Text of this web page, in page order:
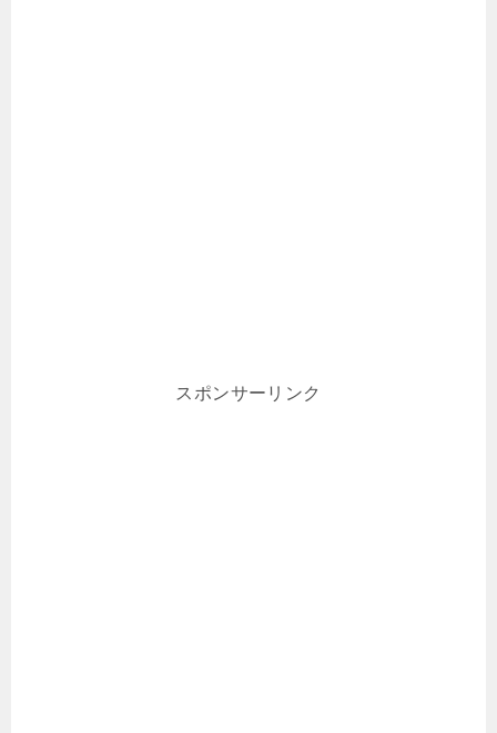
スポンサーリンク